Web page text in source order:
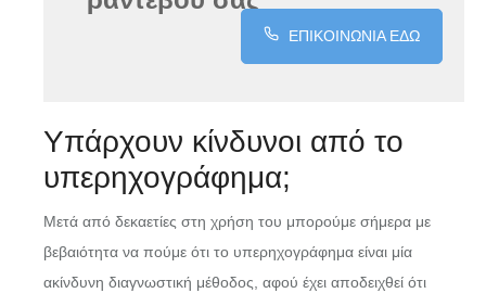
ΕΠΙΚΟΙΝΩΝΙΑ ΕΔΩ
Υπάρχουν κίνδυνοι από το
υπερηχογράφημα;
Μετά από δεκαετίες στη χρήση του μπορούμε σήμερα με
βεβαιότητα να πούμε ότι το υπερηχογράφημα είναι μία
ακίνδυνη διαγνωστική μέθοδος, αφού έχει αποδειχθεί ότι